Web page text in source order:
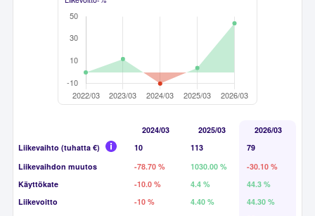
2024/03 2025/03
2026/03
Liikevaihto (tuhatta €)
10 113
79
Liikevaihdon muutos
-78.70 % 1030.00 %
-30.10 %
Käyttökate
-10.0 % 4.4 %
44.3 %
Liikevoitto
-10 % 4.40 %
44.30 %